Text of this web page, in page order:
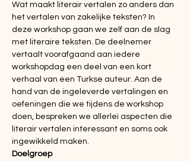
Wat maakt literair vertalen zo anders dan
het vertalen van zakelijke teksten? In
deze workshop gaan we zelf aan de slag
met literaire teksten. De deelnemer
vertaalt voorafgaand aan iedere
workshopdag een deel van een kort
verhaal van een Turkse auteur. Aan de
hand van de ingeleverde vertalingen en
oefeningen die we tijdens de workshop
doen, bespreken we allerlei aspecten die
literair vertalen interessant en soms ook
ingewikkeld maken.
Doelgroep